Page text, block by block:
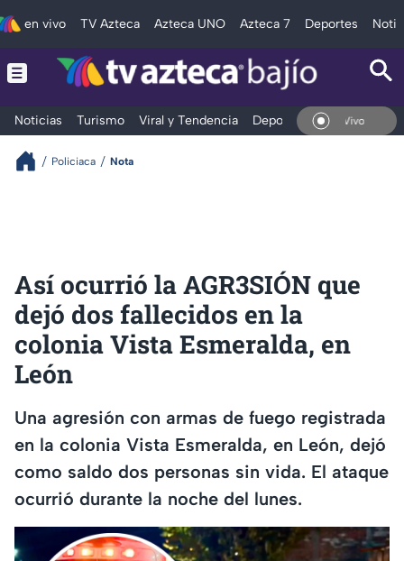
en vivo TV Azteca Azteca UNO Azteca 7 Deportes
Noticias Turismo Viral y Tendencia Deportes Espectáculos
En Vivo
Policiaca Nota
Así ocurrió la AGR3SIÓN que
dejó dos fallecidos en la
colonia Vista Esmeralda, en
León
Una agresión con armas de fuego registrada
en la colonia Vista Esmeralda, en León, dejó
como saldo dos personas sin vida. El ataque
ocurrió durante la noche del lunes.